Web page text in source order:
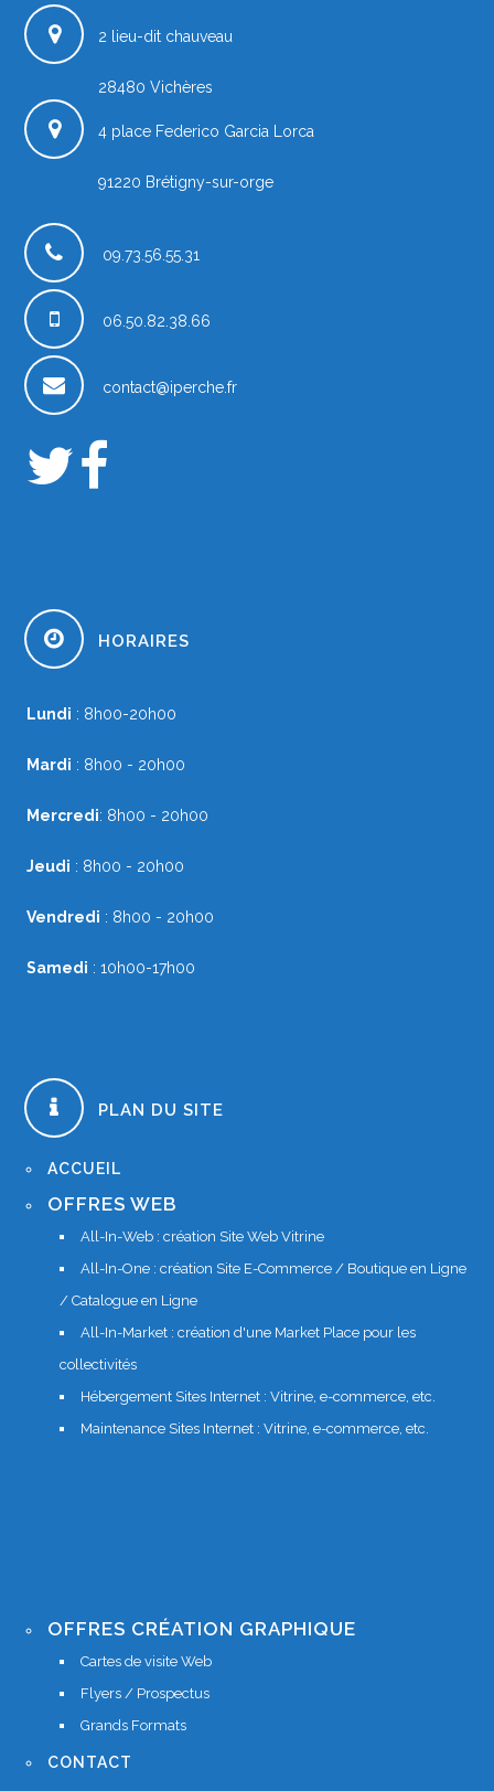
2 lieu-dit chauveau
28480 Vichères
4 place Federico Garcia Lorca
91220 Brétigny-sur-orge
09.73.56.55.31
06.50.82.38.66
contact@iperche.fr
HORAIRES
Lundi : 8h00-20h00
Mardi : 8h00 - 20h00
Mercredi: 8h00 - 20h00
Jeudi : 8h00 - 20h00
Vendredi : 8h00 - 20h00
Samedi : 10h00-17h00
PLAN DU SITE
ACCUEIL
OFFRES WEB
All-In-Web : création Site Web Vitrine
All-In-One : création Site E-Commerce / Boutique en Ligne
/ Catalogue en Ligne
All-In-Market : création d'une Market Place pour les
collectivités
Hébergement Sites Internet : Vitrine, e-commerce, etc.
Maintenance Sites Internet : Vitrine, e-commerce, etc.
OFFRES CRÉATION GRAPHIQUE
Cartes de visite Web
Flyers / Prospectus
Grands Formats
CONTACT